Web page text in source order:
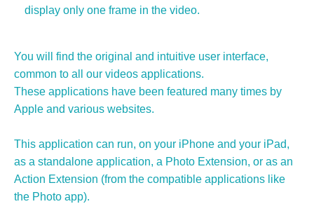
display only one frame in the video.
You will find the original and intuitive user interface,
common to all our videos applications.
These applications have been featured many times by
Apple and various websites.
This application can run, on your iPhone and your iPad,
as a standalone application, a Photo Extension, or as an
Action Extension (from the compatible applications like
the Photo app).